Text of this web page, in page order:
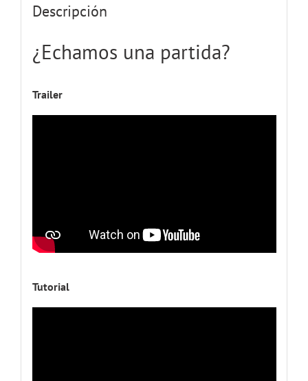
Descripción
¿Echamos una partida?
Trailer
Tutorial